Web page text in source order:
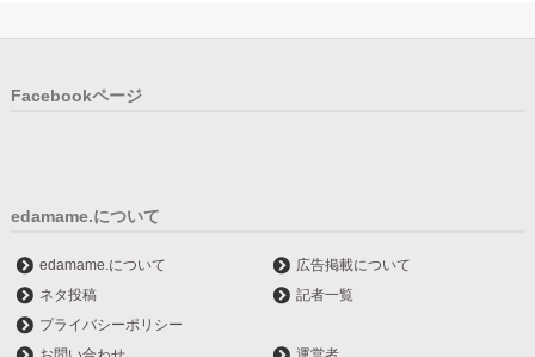
Facebookページ
edamame.について
edamame.について
広告掲載について
ネタ投稿
記者一覧
プライバシーポリシー